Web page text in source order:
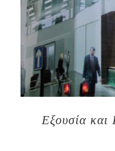
Εξουσία και